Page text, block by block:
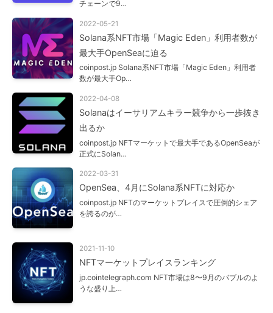
チェーンで9…
2022-05-21
Solana系NFT市場「Magic Eden」利用者数が
最大手OpenSeaに迫る
coinpost.jp Solana系NFT市場「Magic Eden」利用者
数が最大手Op…
2022-04-08
Solanaはイーサリアムキラー競争から一歩抜き
出るか
coinpost.jp NFTマーケットで最大手であるOpenSeaが
正式にSolan…
2022-03-31
OpenSea、4月にSolana系NFTに対応か
coinpost.jp NFTのマーケットプレイスで圧倒的シェア
を誇るのが…
2021-11-10
NFTマーケットプレイスランキング
jp.cointelegraph.com NFT市場は8〜9月のバブルのよ
うな盛り上…